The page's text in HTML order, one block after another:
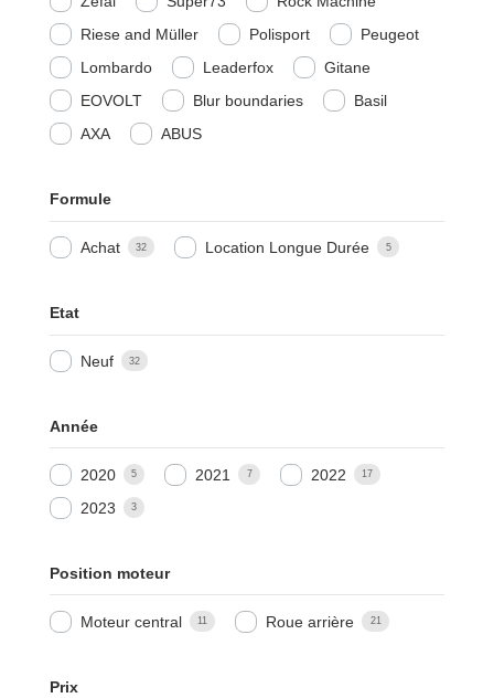
Riese and Müller
Polisport
Peugeot
Lombardo
Leaderfox
Gitane
EOVOLT
Blur boundaries
Basil
AXA
ABUS
Formule
Achat 32 Location Longue Durée 5
Etat
Neuf 32
Année
2020 5 2021 7 2022 17
2023 3
Position moteur
Moteur central 11 Roue arrière 21
Prix